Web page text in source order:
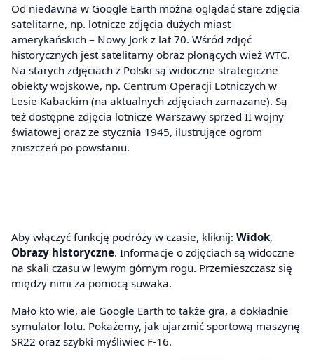
Od niedawna w Google Earth można oglądać stare zdjęcia
satelitarne, np. lotnicze zdjęcia dużych miast
amerykańskich – Nowy Jork z lat 70. Wśród zdjęć
historycznych jest satelitarny obraz płonących wież WTC.
Na starych zdjęciach z Polski są widoczne strategiczne
obiekty wojskowe, np. Centrum Operacji Lotniczych w
Lesie Kabackim (na aktualnych zdjęciach zamazane). Są
też dostępne zdjęcia lotnicze Warszawy sprzed II wojny
światowej oraz ze stycznia 1945, ilustrujące ogrom
zniszczeń po powstaniu.
Aby włączyć funkcję podróży w czasie, kliknij: Widok,
Obrazy historyczne. Informacje o zdjęciach są widoczne
na skali czasu w lewym górnym rogu. Przemieszczasz się
między nimi za pomocą suwaka.
Mało kto wie, ale Google Earth to także gra, a dokładnie
symulator lotu. Pokażemy, jak ujarzmić sportową maszynę
SR22 oraz szybki myśliwiec F-16.